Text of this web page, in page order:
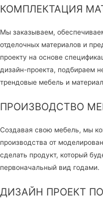
КОМПЛЕКТАЦИЯ
Мы заказываем,
отделочных материалов и
проекту на основе
дизайн-проекта, подбираем
трендовые мебель и
ПРОИЗВОДСТВО
Создавая свою мебель, мы
производства от
сделать продукт, который
первоначальный вид годами.
ДИЗАЙН ПРОЕКТ